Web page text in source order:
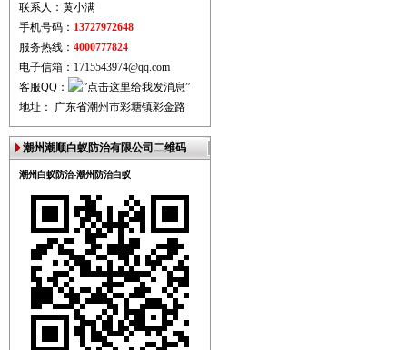
联系人：黄小满
手机号码： 13727972648
服务热线： 4000777824
电子信箱：1715543974@qq.com
客服QQ：
地址： 广东省潮州市彩塘镇彩金路
潮州潮顺白蚁防治有限公司二维码
潮州白蚁防治-潮州防治白蚁